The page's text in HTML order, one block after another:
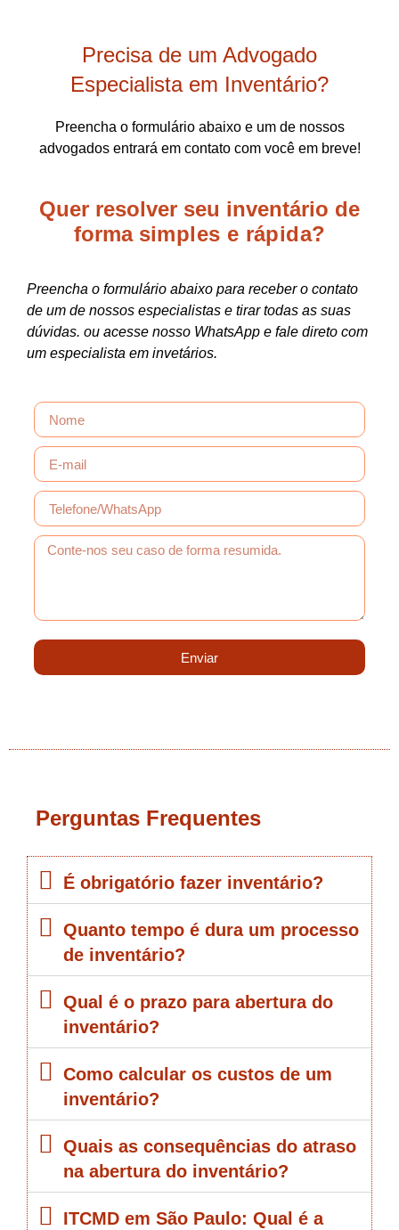
Precisa de um Advogado
Especialista em Inventário?
Preencha o formulário abaixo e um de nossos
advogados entrará em contato com você em breve!
Quer resolver seu inventário de
forma simples e rápida?
Preencha o formulário abaixo para receber o contato
de um de nossos especialistas e tirar todas as suas
dúvidas. ou acesse nosso WhatsApp e fale direto com
um especialista em invetários.
Enviar
Perguntas Frequentes
É obrigatório fazer inventário?
Quanto tempo é dura um processo
de inventário?
Qual é o prazo para abertura do
inventário?
Como calcular os custos de um
inventário?
Quais as consequências do atraso
na abertura do inventário?
ITCMD em São Paulo: Qual é a